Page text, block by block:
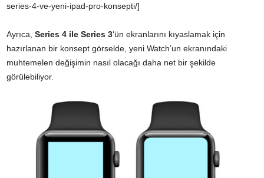
series-4-ve-yeni-ipad-pro-konsepti/]
Ayrıca, Series 4 ile Series 3‘ün ekranlarını kıyaslamak için
hazırlanan bir konsept görselde, yeni Watch’un ekranındaki
muhtemelen değişimin nasıl olacağı daha net bir şekilde
görülebiliyor.